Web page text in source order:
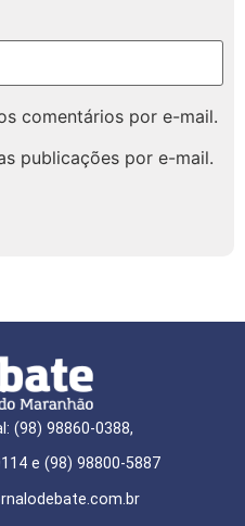
comentários por e-mail.
publicações por e-mail.
(98) 98860-0388,
e (98) 98800-5887